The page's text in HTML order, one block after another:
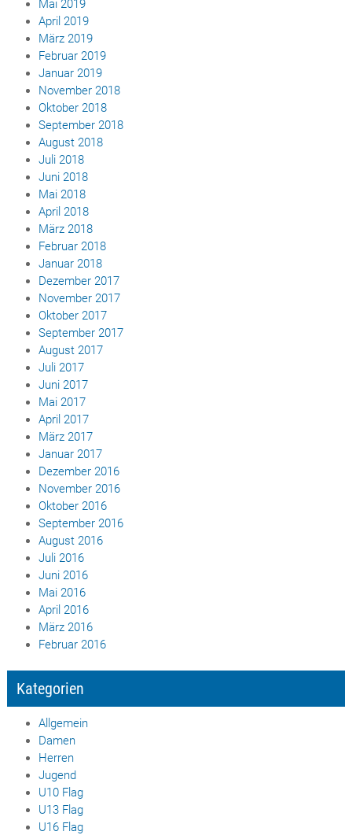
Mai 2019
April 2019
März 2019
Februar 2019
Januar 2019
November 2018
Oktober 2018
September 2018
August 2018
Juli 2018
Juni 2018
Mai 2018
April 2018
März 2018
Februar 2018
Januar 2018
Dezember 2017
November 2017
Oktober 2017
September 2017
August 2017
Juli 2017
Juni 2017
Mai 2017
April 2017
März 2017
Januar 2017
Dezember 2016
November 2016
Oktober 2016
September 2016
August 2016
Juli 2016
Juni 2016
Mai 2016
April 2016
März 2016
Februar 2016
Kategorien
Allgemein
Damen
Herren
Jugend
U10 Flag
U13 Flag
U16 Flag